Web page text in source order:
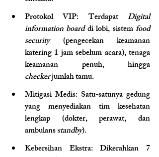
Protokol VIP: Terdapat Digital
information board di lobi, sistem food
security (pengecekan keamanan
katering 1 jam sebelum acara), tenaga
checker jumlah tamu.
Mitigasi Medis: Satu-satunya gedung
yang menyediakan tim kesehatan
lengkap (dokter, perawat, dan
ambulans standby).
Kebersihan Ekstra: Dikerahkan 7